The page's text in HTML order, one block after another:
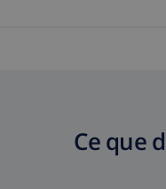
Ce que